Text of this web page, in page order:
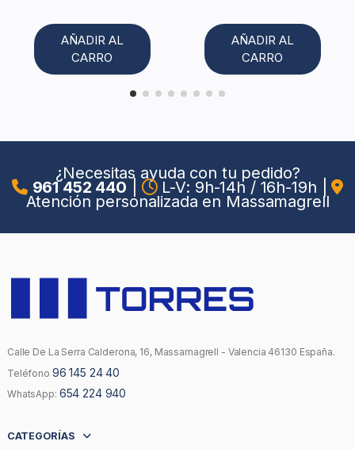
AÑADIR AL
CARRO
AÑADIR AL
CARRO
¿Necesitas ayuda con tu pedido?
961 452 440 L-V: 9h-14h / 16h-19h
Atención personalizada en Massamagrell
Calle De La Serra Calderona, 16, Massamagrell - Valencia 46130 España.
Teléfono 96 145 24 40
WhatsApp: 654 224 940
CATEGORÍAS